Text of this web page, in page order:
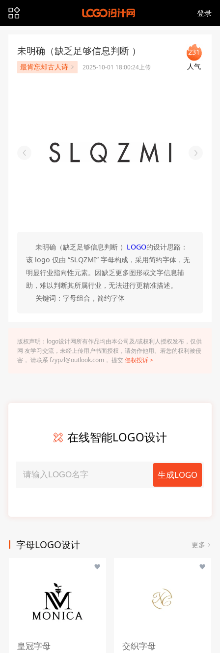
登录
未明确（缺乏足够信息判断 ）
最肯忘却古人诗 2025-10-01 18:00:24上传
231
人气
未明确（缺乏足够信息判断 ） LOGO的设计思路：
该 logo 仅由 “SLQZMI” 字母构成，采用简约字体，无
明显行业指向性元素。因缺乏更多图形或文字信息辅
助，难以判断其所属行业，无法进行更精准描述。
关键词：字母组合，简约字体
版权声明：logo设计网所有作品均由本公司及/或权利人授权发布，仅供
网 友学习交流，未经上传用户书面授权，请勿作他用。若您的权利被侵
害， 请联系 fzypzl@outlook.com， 提交 侵权投诉 >
在线智能LOGO设计
生成LOGO
字母LOGO设计 更多
皇冠字母 交织字母